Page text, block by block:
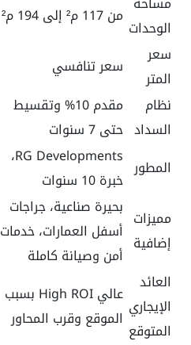
الوحدات
من 117 م² إلى 194 م²
سعر
المتر
سعر تنافسي
نظام
السداد
مقدم 10% وتقسيط
حتى 7 سنوات
المطور
RG Developments،
خبرة 10 سنوات
مميزات
إضافية
بحيرة صناعية، جراجات
أسفل العمارات، خدمات
أمن وصيانة كاملة
العائد
الإيجاري
المتوقع
عالي High ROI بسبب
الموقع وقرب المحاور